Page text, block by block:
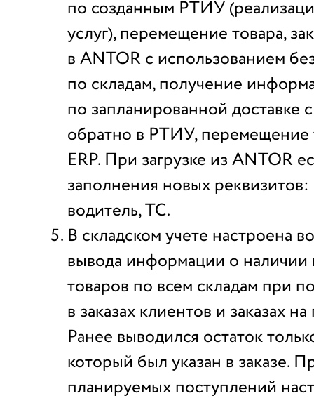
по созданным РТИУ
услуг), перемещение товара,
в ANTOR с использованием
по складам, получение
по запланированной доставке
обратно в РТИУ, перемещение
ERP. При загрузке из ANTOR
заполнения новых
водитель, ТС.
В складском учете настроена
вывода информации о наличии
товаров по всем складам при
в заказах клиентов и заказах
Ранее выводился остаток
который был указан в заказе.
планируемых поступлений